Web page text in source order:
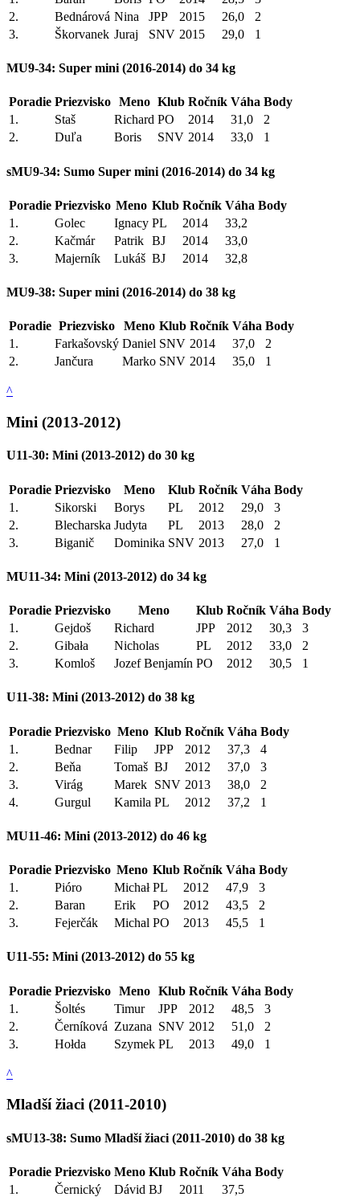
2.
Bednárová Nina JPP 2015 26,0
2
3.
Škorvanek Juraj SNV 2015 29,0 1
MU9-34: Super mini (2016-2014) do 34 kg
Poradie Priezvisko Meno Klub Ročník Váha Body
1.
Staš Richard PO 2014 31,0
2
2.
Duľa Boris SNV 2014 33,0 1
sMU9-34: Sumo Super mini (2016-2014) do 34 kg
Poradie Priezvisko Meno Klub Ročník Váha Body
1.
Golec Ignacy PL 2014
33,2
2.
Kačmár Patrik BJ 2014
33,0
3.
Majerník Lukáš BJ 2014 32,8
MU9-38: Super mini (2016-2014) do 38 kg
Poradie Priezvisko Meno Klub Ročník Váha Body
1.
Farkašovský Daniel SNV 2014 37,0
2
2.
Jančura Marko SNV 2014 35,0 1
^
Mini (2013-2012)
U11-30: Mini (2013-2012) do 30 kg
Poradie Priezvisko Meno Klub Ročník Váha Body
1.
Sikorski Borys PL 2012 29,0
3
2.
Blecharska Judyta PL 2013 28,0
2
3.
Biganič Dominika SNV 2013 27,0 1
MU11-34: Mini (2013-2012) do 34 kg
Poradie Priezvisko Meno Klub Ročník Váha Body
1.
Gejdoš Richard JPP 2012 30,3
3
2.
Gibała Nicholas PL 2012 33,0
2
3.
Komloš Jozef Benjamín PO 2012 30,5 1
U11-38: Mini (2013-2012) do 38 kg
Poradie Priezvisko Meno Klub Ročník Váha Body
1.
Bednar Filip JPP 2012 37,3
4
2.
Beňa Tomaš BJ 2012 37,0
3
3.
Virág Marek SNV 2013 38,0
2
4.
Gurgul Kamila PL 2012 37,2 1
MU11-46: Mini (2013-2012) do 46 kg
Poradie Priezvisko Meno Klub Ročník Váha Body
1.
Pióro Michał PL 2012 47,9
3
2.
Baran Erik PO 2012 43,5
2
3.
Fejerčák Michal PO 2013 45,5 1
U11-55: Mini (2013-2012) do 55 kg
Poradie Priezvisko Meno Klub Ročník Váha Body
1.
Šoltés Timur JPP 2012 48,5
3
2.
Černíková Zuzana SNV 2012 51,0
2
3.
Hołda Szymek PL 2013 49,0 1
^
Mladší žiaci (2011-2010)
sMU13-38: Sumo Mladší žiaci (2011-2010) do 38 kg
Poradie Priezvisko Meno Klub Ročník Váha Body
1.
Černický Dávid BJ 2011
37,5